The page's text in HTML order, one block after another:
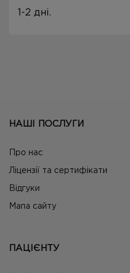
1-2 дні.
НАШІ ПОСЛУГИ
Про нас
Ліцензії та сертифікати
Відгуки
Мапа сайту
ПАЦІЄНТУ